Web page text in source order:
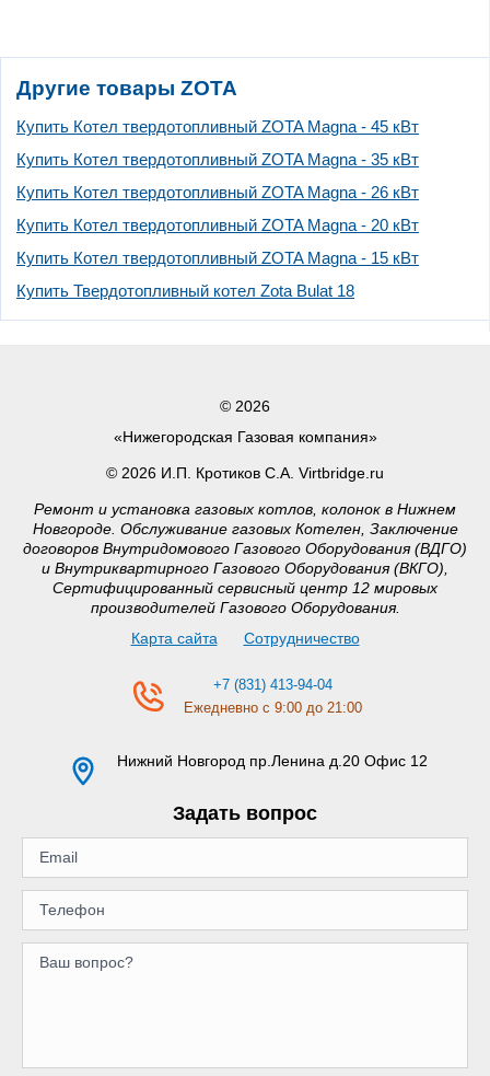
Другие товары ZOTA
Купить Котел твердотопливный ZOTA Magna - 45 кВт
Купить Котел твердотопливный ZOTA Magna - 35 кВт
Купить Котел твердотопливный ZOTA Magna - 26 кВт
Купить Котел твердотопливный ZOTA Magna - 20 кВт
Купить Котел твердотопливный ZOTA Magna - 15 кВт
Купить Твердотопливный котел Zota Bulat 18
© 2026
«Нижегородская Газовая компания»
© 2026 И.П. Кротиков С.А. Virtbridge.ru
Ремонт и установка газовых котлов, колонок в Нижнем
Новгороде. Обслуживание газовых Котелен, Заключение
договоров Внутридомового Газового Оборудования (ВДГО)
и Внутриквартирного Газового Оборудования (ВКГО),
Сертифицированный сервисный центр 12 мировых
производителей Газового Оборудования.
Карта сайта
Сотрудничество
+7 (831) 413-94-04
Ежедневно с 9:00 до 21:00
Нижний Новгород пр.Ленина д.20 Офис 12
Задать вопрос